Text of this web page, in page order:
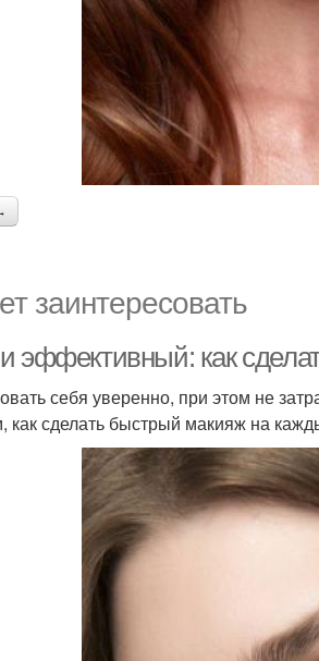
заинтересовать
эффективный: как
себя уверенно, при этом не
как сделать быстрый макияж на